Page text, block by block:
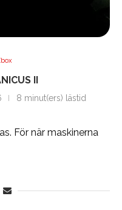
II
8 minut(ers) lästid
För när maskinerna